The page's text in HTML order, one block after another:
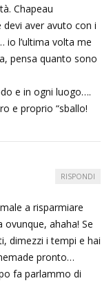
Chapeau
devi aver avuto con i
io l’ultima volta me
pensa quanto sono
e in ogni luogo….
e proprio “sballo!
a risparmiare
ahaha! Se
dimezzi i tempi e hai
pronto…
fa parlammo di
RISPONDI